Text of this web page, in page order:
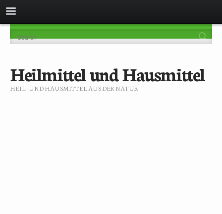
Heilmittel und Hausmittel
HEIL- UND HAUSMITTEL AUS DER NATUR